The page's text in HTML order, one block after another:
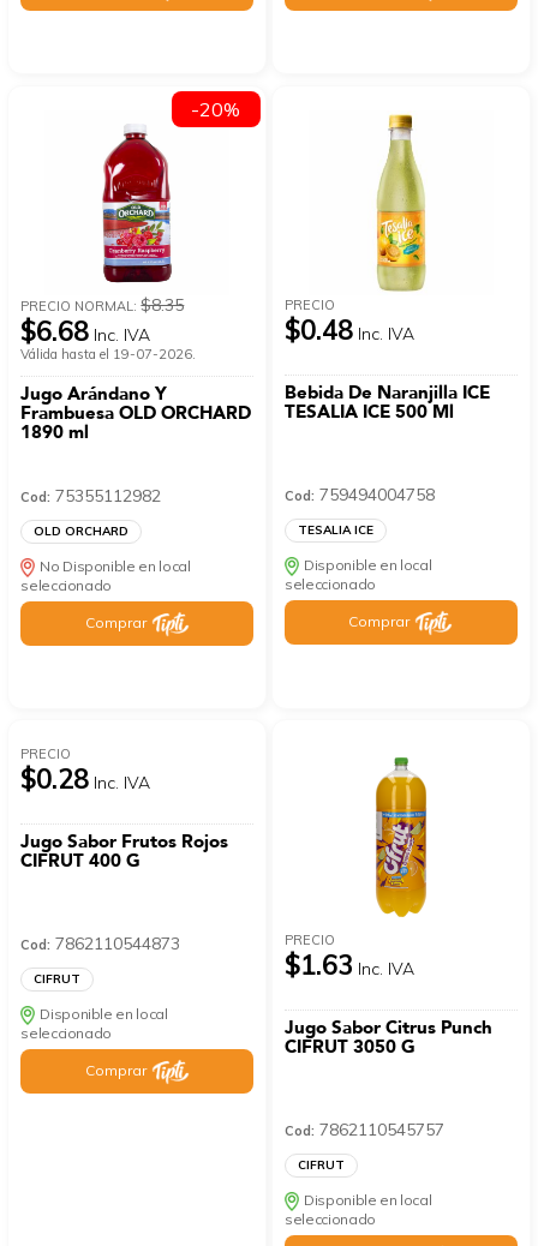
PRECIO NORMAL:$8.35
$6.68 Inc. IVA
Válida hasta el 19-07-2026.
Jugo Arándano Y
Frambuesa OLD ORCHARD
1890 ml
Cod: 75355112982
OLD ORCHARD
No Disponible en local
seleccionado
Comprar
-20%
PRECIO
$0.48 Inc. IVA
Bebida De Naranjilla ICE
TESALIA ICE 500 Ml
Cod: 759494004758
TESALIA ICE
Disponible en local
seleccionado
Comprar
PRECIO
$0.28 Inc. IVA
Jugo Sabor Frutos Rojos
CIFRUT 400 G
Cod: 7862110544873
CIFRUT
Disponible en local
seleccionado
Comprar
PRECIO
$1.63 Inc. IVA
Jugo Sabor Citrus Punch
CIFRUT 3050 G
Cod: 7862110545757
CIFRUT
Disponible en local
seleccionado